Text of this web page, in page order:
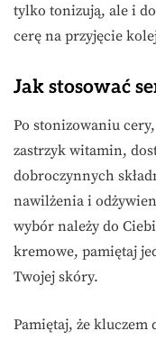
tylko tonizują, ale i
cerę na przyjęcie
Jak stosować
Po stonizowaniu
zastrzyk witamin,
dobroczynnych
nawilżenia i
wybór należy do
kremowe, pamiętaj
Twojej skóry.
Pamiętaj, że